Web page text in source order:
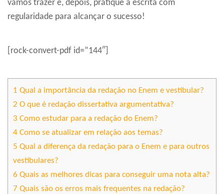
vamos trazer e, depois, pratique a escrita com
regularidade para alcançar o sucesso!
[rock-convert-pdf id=”144″]
1 Qual a importância da redação no Enem e vestibular?
2 O que é redação dissertativa argumentativa?
3 Como estudar para a redação do Enem?
4 Como se atualizar em relação aos temas?
5 Qual a diferença da redação para o Enem e para outros
vestibulares?
6 Quais as melhores dicas para conseguir uma nota alta?
7 Quais são os erros mais frequentes na redação?